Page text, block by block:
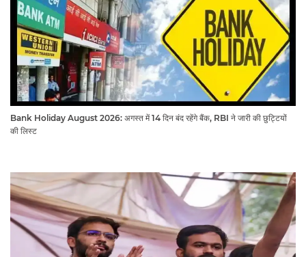
Bank Holiday August 2026: अगस्त में 14 दिन बंद रहेंगे बैंक, RBI ने जारी की छुट्टियों
की लिस्ट​​​​​​​